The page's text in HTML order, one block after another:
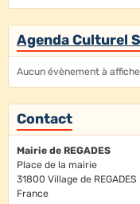
Agenda Culturel
Aucun évènement à
Contact
Mairie de REGADES
Place de la mairie
31800 Village de REGADES
France